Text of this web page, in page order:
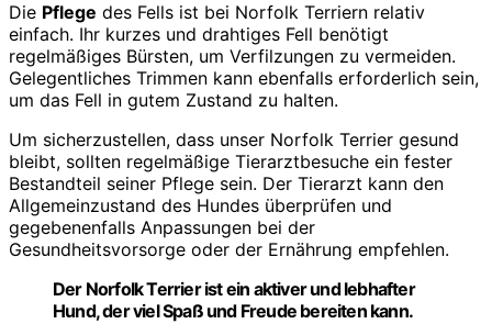
Die Pflege des Fells ist bei Norfolk Terriern relativ
einfach. Ihr kurzes und drahtiges Fell benötigt
regelmäßiges Bürsten, um Verfilzungen zu vermeiden.
Gelegentliches Trimmen kann ebenfalls erforderlich sein,
um das Fell in gutem Zustand zu halten.
Um sicherzustellen, dass unser Norfolk Terrier gesund
bleibt, sollten regelmäßige Tierarztbesuche ein fester
Bestandteil seiner Pflege sein. Der Tierarzt kann den
Allgemeinzustand des Hundes überprüfen und
gegebenenfalls Anpassungen bei der
Gesundheitsvorsorge oder der Ernährung empfehlen.
Der Norfolk Terrier ist ein aktiver und lebhafter
Hund, der viel Spaß und Freude bereiten kann.